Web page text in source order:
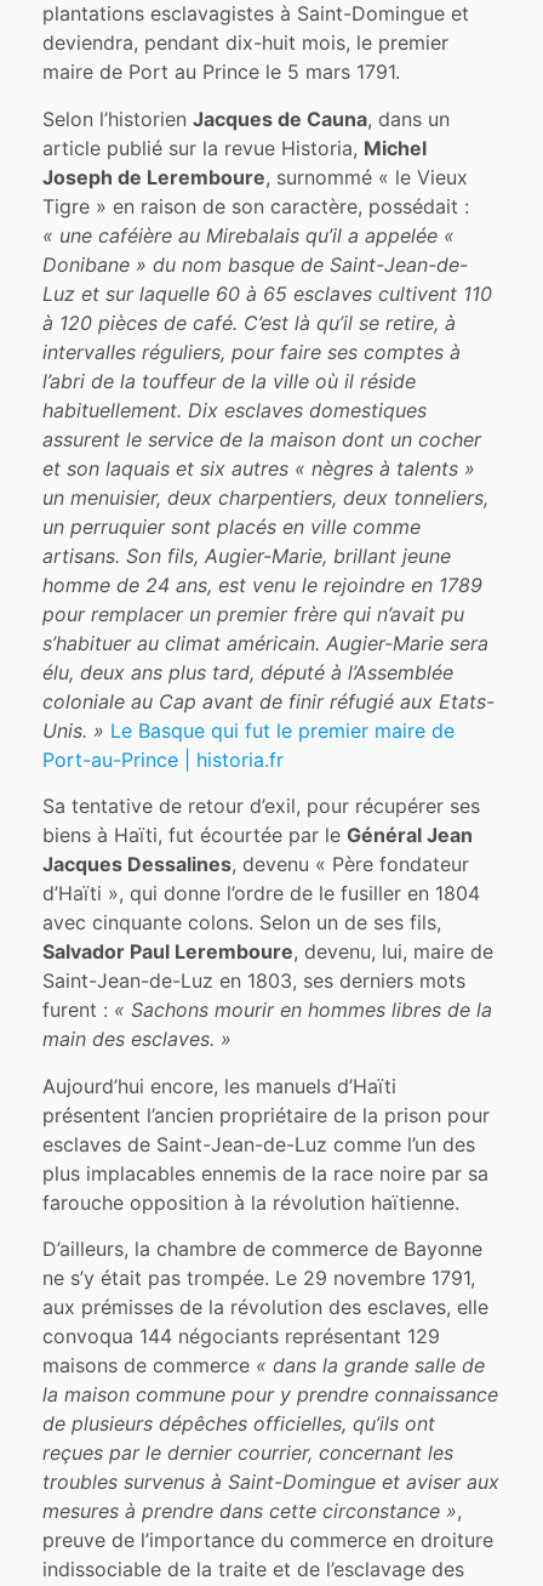
plantations esclavagistes à Saint-Domingue et
deviendra, pendant dix-huit mois, le premier
maire de Port au Prince le 5 mars 1791.
Selon l’historienJacques de Cauna, dans un
article publié sur la revue Historia, Michel
Joseph de Leremboure, surnommé « le Vieux
Tigre » en raison de son caractère, possédait :
« une caféière au Mirebalais qu’il a appelée «
Donibane » du nom basque de Saint-Jean-de-
Luz et sur laquelle 60 à 65 esclaves cultivent 110
à 120 pièces de café. C’est là qu’il se retire, à
intervalles réguliers, pour faire ses comptes à
l’abri de la touffeur de la ville où il réside
habituellement. Dix esclaves domestiques
assurent le service de la maison dont un cocher
et son laquais et six autres « nègres à talents »
un menuisier, deux charpentiers, deux tonneliers,
un perruquier sont placés en ville comme
artisans. Son fils, Augier-Marie, brillant jeune
homme de 24 ans, est venu le rejoindre en 1789
pour remplacer un premier frère qui n’avait pu
s’habituer au climat américain. Augier-Marie sera
élu, deux ans plus tard, député à l’Assemblée
coloniale au Cap avant de finir réfugié aux Etats-
Unis. » Le Basque qui fut le premier maire de
Port-au-Prince | historia.fr
Sa tentative de retour d’exil, pour récupérer ses
biens à Haïti, fut écourtée par leGénéral Jean
Jacques Dessalines, devenu « Père fondateur
d’Haïti », qui donne l’ordre de le fusiller en 1804
avec cinquante colons. Selon un de ses fils,
Salvador Paul Leremboure, devenu, lui, maire de
Saint-Jean-de-Luz en 1803, ses derniers mots
furent : « Sachons mourir en hommes libres de la
main des esclaves. »
Aujourd’hui encore, les manuels d’Haïti
présentent l’ancien propriétaire de la prison pour
esclaves de Saint-Jean-de-Luz comme l’un des
plus implacables ennemis de la race noire par sa
farouche opposition à la révolution haïtienne.
D’ailleurs, la chambre de commerce de Bayonne
ne s’y était pas trompée. Le 29 novembre 1791,
aux prémisses de la révolution des esclaves, elle
convoqua 144 négociants représentant 129
maisons de commerce « dans la grande salle de
la maison commune pour y prendre connaissance
de plusieurs dépêches officielles, qu’ils ont
reçues par le dernier courrier, concernant les
troubles survenus à Saint-Domingue et aviser aux
mesures à prendre dans cette circonstance »,
preuve de l’importance du commerce en droiture
indissociable de la traite et de l’esclavage des